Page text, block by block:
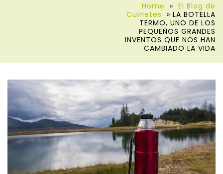
Home » El Blog de
Cuinetes
» LA BOTELLA
TERMO, UNO DE LOS
PEQUEÑOS GRANDES
INVENTOS QUE NOS HAN
CAMBIADO LA VIDA